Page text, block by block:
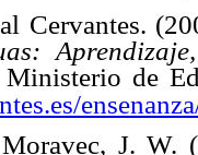
Cervantes.
de
J. W.